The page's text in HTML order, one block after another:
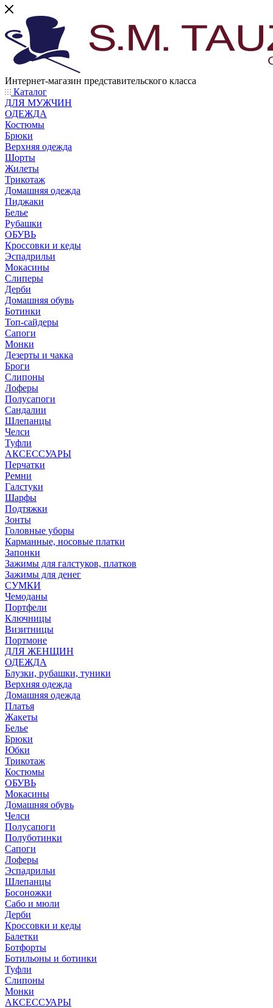
Интернет-магазин представительского класса
Каталог
ДЛЯ МУЖЧИН
ОДЕЖДА
Костюмы
Брюки
Верхняя одежда
Шорты
Жилеты
Трикотаж
Домашняя одежда
Пиджаки
Белье
Рубашки
ОБУВЬ
Кроссовки и кеды
Эспадрильи
Мокасины
Слиперы
Дерби
Домашняя обувь
Ботинки
Топ-сайдеры
Сапоги
Монки
Дезерты и чакка
Броги
Слипоны
Лоферы
Полусапоги
Сандалии
Шлепанцы
Челси
Туфли
АКСЕССУАРЫ
Перчатки
Ремни
Галстуки
Шарфы
Подтяжки
Зонты
Головные уборы
Карманные, носовые платки
Запонки
Зажимы для галстуков, платков
Зажимы для денег
СУМКИ
Чемоданы
Портфели
Ключницы
Визитницы
Портмоне
ДЛЯ ЖЕНЩИН
ОДЕЖДА
Блузки, рубашки, туники
Верхняя одежда
Домашняя одежда
Платья
Жакеты
Белье
Брюки
Юбки
Трикотаж
Костюмы
ОБУВЬ
Мокасины
Домашняя обувь
Челси
Полусапоги
Полуботинки
Сапоги
Лоферы
Эспадрильи
Шлепанцы
Босоножки
Сабо и мюли
Дерби
Кроссовки и кеды
Балетки
Ботфорты
Ботильоны и ботинки
Туфли
Слипоны
Монки
АКСЕССУАРЫ